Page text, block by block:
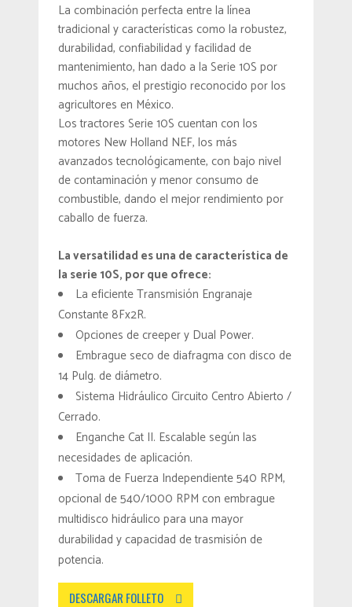
La combinación perfecta entre la línea
tradicional y características como la robustez,
durabilidad, confiabilidad y facilidad de
mantenimiento, han dado a la Serie 10S por
muchos años, el prestigio reconocido por los
agricultores en México.
Los tractores Serie 10S cuentan con los
motores New Holland NEF, los más
avanzados tecnológicamente, con bajo nivel
de contaminación y menor consumo de
combustible, dando el mejor rendimiento por
caballo de fuerza.
La versatilidad es una de característica de
la serie 10S, por que ofrece:
La eficiente Transmisión Engranaje
Constante 8Fx2R.
Opciones de creeper y Dual Power.
Embrague seco de diafragma con disco de
14 Pulg. de diámetro.
Sistema Hidráulico Circuito Centro Abierto /
Cerrado.
Enganche Cat II. Escalable según las
necesidades de aplicación.
Toma de Fuerza Independiente 540 RPM,
opcional de 540/1000 RPM con embrague
multidisco hidráulico para una mayor
durabilidad y capacidad de trasmisión de
potencia.
DESCARGAR FOLLETO